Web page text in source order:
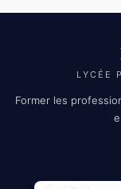
LYCÉE
Former les